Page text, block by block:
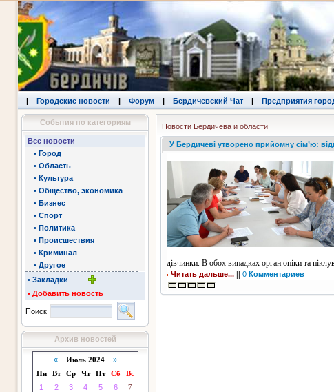
| Городские новости | Форум | Бердичевский Чат | Предприятия
События по категориям
Все новости
• Город
• Область
• Культура
• Общество, экономика
• Бизнес
• Спорт
• Политика
• Происшествия
• Криминал
• Другое
• Закладки
• Добавить новость
Поиск
Архив новостей
«Июль 2024 »
Пн
Вт Ср Чт Пт Сб
Вс
1
2 3 4 5 6
7
Новости Бердичева и области
У Бердичеві утворено прийомну сім’ю:
дівчинки. В обох випадках орган опіки та
Читать дальше... 0 Комментариев